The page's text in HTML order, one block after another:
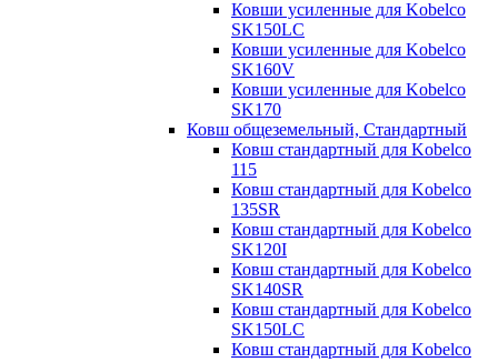
Ковши усиленные для Kobelco
SK150LC
Ковши усиленные для Kobelco
SK160V
Ковши усиленные для Kobelco
SK170
Ковш общеземельный, Стандартный
Ковш стандартный для Kobelco
115
Ковш стандартный для Kobelco
135SR
Ковш стандартный для Kobelco
SK120I
Ковш стандартный для Kobelco
SK140SR
Ковш стандартный для Kobelco
SK150LC
Ковш стандартный для Kobelco